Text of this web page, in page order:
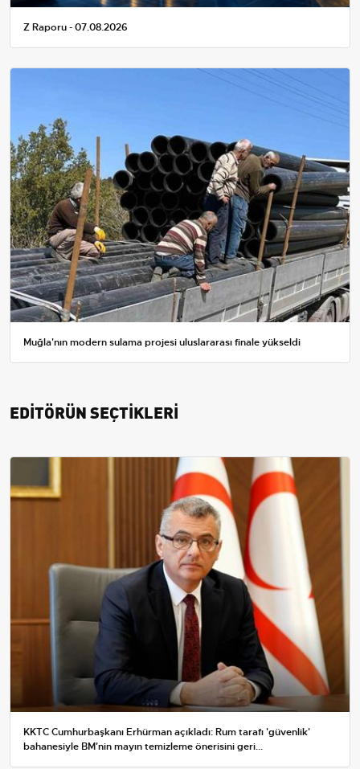
Z Raporu - 07.08.2026
Muğla'nın modern sulama projesi uluslararası finale yükseldi
EDİTÖRÜN SEÇTİKLERİ
KKTC Cumhurbaşkanı Erhürman açıkladı: Rum tarafı 'güvenlik'
bahanesiyle BM'nin mayın temizleme önerisini geri...